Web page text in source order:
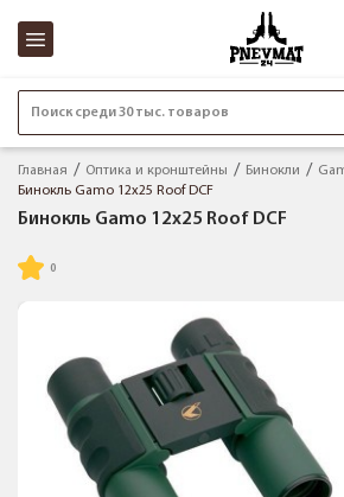
Поиск среди 30 тыс. товаров
Главная Оптика и кронштейны Бинокли
Бинокль Gamo 12x25 Roof DCF
Бинокль Gamo 12x25 Roof DCF